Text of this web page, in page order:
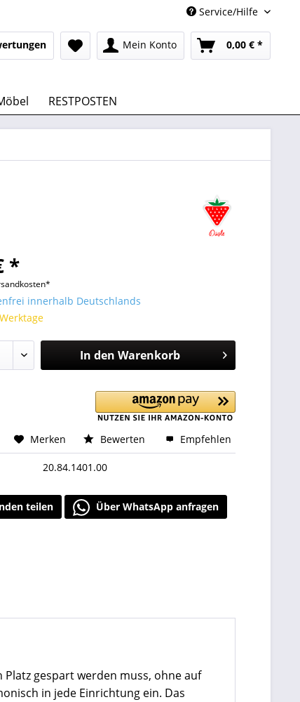
Service/Hilfe
Mein Konto 0,00 € *
RESTPOSTEN
*
innerhalb Deutschlands
In den Warenkorb
Merken Bewerten Empfehlen
20.84.1401.00
teilen Über WhatsApp anfragen
gespart werden muss, ohne auf
in jede Einrichtung ein. Das